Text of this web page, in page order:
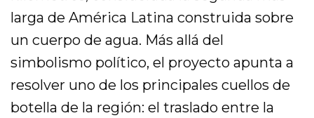
larga de América Latina construida sobre
un cuerpo de agua. Más allá del
simbolismo político, el proyecto apunta a
resolver uno de los principales cuellos de
botella de la región: el traslado entre la